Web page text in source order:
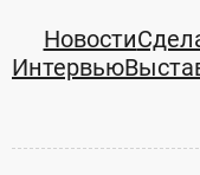
Новости
Интервью